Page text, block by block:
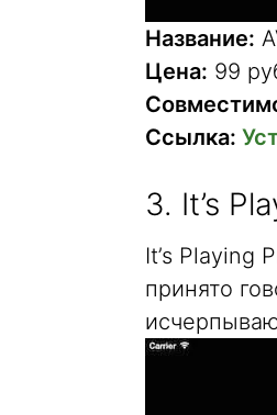
Название:
Цена: 99
Ссылка:
3. It’s
It’s Playing
принято